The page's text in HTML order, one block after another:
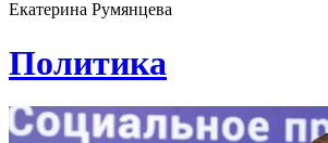
Екатерина Румянцева
Политика